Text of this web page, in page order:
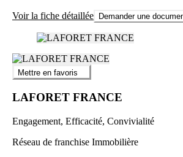
Voir la fiche détaillée Demander une
Mettre en favoris
LAFORET FRANCE
Engagement, Efficacité, Convivialité
Réseau de franchise Immobilière